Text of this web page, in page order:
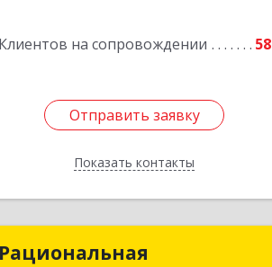
Клиентов на сопровождении 58
Отправить заявку
Показать контакты
Подробнее
Отправить заявку
Назад
РациональнаяРациональная